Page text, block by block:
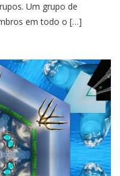
Um grupo de
em todo o […]